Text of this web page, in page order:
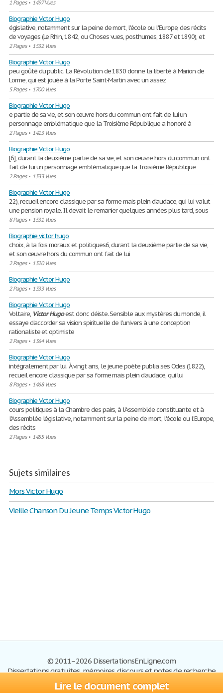
Lire le document complet
1 Pages• 1497 Vues
Biographie Victor Hugo
égislative, notamment sur la peine de mort, l'école ou l'Europe, des récits
de voyages (Le Rhin, 1842, ou Choses vues, posthumes, 1887 et 1890), et
2 Pages• 1532 Vues
Biographie Victor Hugo
peu goûté du public. La Révolution de 1830 donne la liberté à Marion de
Lorme, qui est jouée à la Porte Saint-Martin avec un assez
5 Pages• 1700 Vues
Biographie Victor Hugo
e partie de sa vie, et son œuvre hors du commun ont fait de lui un
personnage emblématique que la Troisième République a honoré à
2 Pages• 1413 Vues
Biographie Victor Hugo
[6], durant la deuxième partie de sa vie, et son œuvre hors du commun ont
fait de lui un personnage emblématique que la Troisième République
2 Pages• 1333 Vues
Biographie Victor Hugo
22), recueil encore classique par sa forme mais plein d’audace, qui lui valut
une pension royale. Il devait le remanier quelques années plus tard, sous
8 Pages• 1531 Vues
Biographie victor hugo
choix, à la fois moraux et politiques6, durant la deuxième partie de sa vie,
et son œuvre hors du commun ont fait de lui
2 Pages• 1320 Vues
Biographie Victor Hugo
2 Pages• 1333 Vues
Biographie Victor Hugo
Voltaire, Victor Hugoest donc déiste. Sensible aux mystères du monde, il
essaye d'accorder sa vision spirituelle de l'univers à une conception
rationaliste et optimiste
2 Pages• 1364 Vues
Biographie Victor Hugo
intégralement par lui. À vingt ans, le jeune poète publia ses Odes (1822),
recueil encore classique par sa forme mais plein d’audace, qui lui
8 Pages• 1468 Vues
Biographie Victor Hugo
cours politiques à la Chambre des pairs, à l'Assemblée constituante et à
l'Assemblée législative, notamment sur la peine de mort, l'école ou l'Europe,
des récits
2 Pages• 1455 Vues
Sujets similaires
Mors Victor Hugo
Vieille Chanson Du Jeune Temps Victor Hugo
© 2011–2026 DissertationsEnLigne.com
Dissertations gratuites, mémoires, discours et notes de recherche